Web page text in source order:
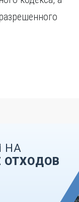
НА
ОТХОДОВ